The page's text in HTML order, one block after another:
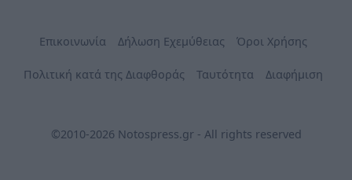
Επικοινωνία Δήλωση Εχεμύθειας Όροι Χρήσης
Πολιτική κατά της Διαφθοράς Ταυτότητα Διαφήμιση
©2010-2026 Notospress.gr - All rights reserved